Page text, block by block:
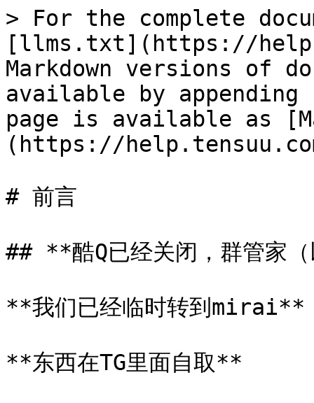
> For the complete
[llms.txt](https://
Markdown versions of
available by
page is available as
(https://
# 前言
## **酷Q已经关闭，群管家
**我们已经临时转到mirai**
**东西在TG里面自取**